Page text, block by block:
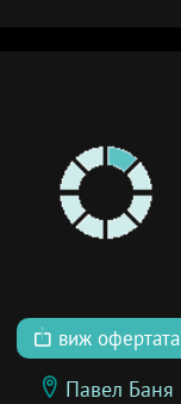
виж офертата
Павел Баня